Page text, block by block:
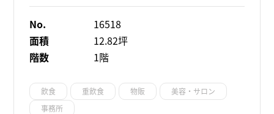
No.
16518
面積
12.82坪
階数
1階
飲食 重飲食 物販
美容・サロン
事務所